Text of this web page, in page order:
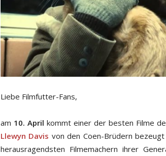
Liebe Filmfutter-Fans,
am 10. April kommt einer der besten Filme
Llewyn Davis von den Coen-Brüdern
herausragendsten Filmemachern ihrer